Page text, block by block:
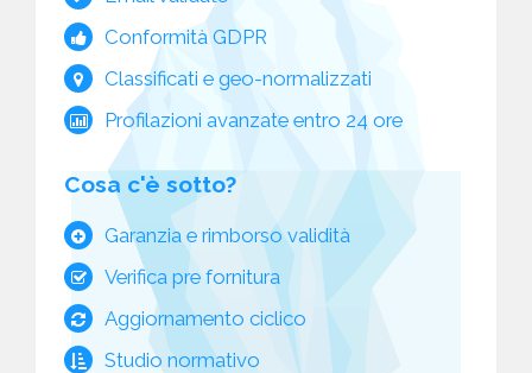
Conformità GDPR
Classificati e geo-normalizzati
Profilazioni avanzate entro 24 ore
Cosa c'è sotto?
Garanzia e rimborso validità
Verifica pre fornitura
Aggiornamento ciclico
Studio normativo